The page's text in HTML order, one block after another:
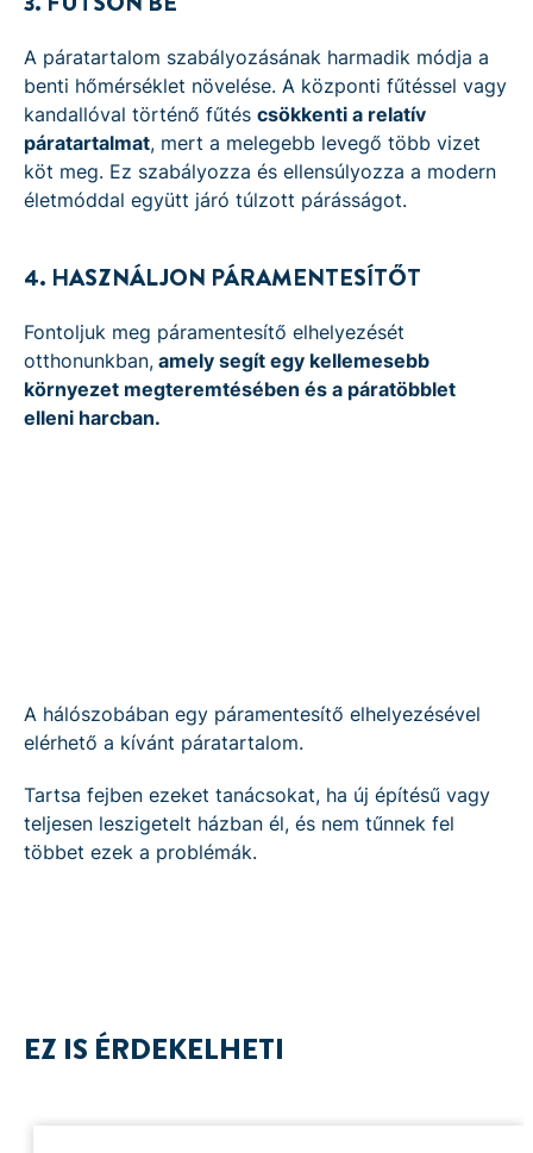
A páratartalom szabályozásának harmadik módja a
benti hőmérséklet növelése. A központi fűtéssel vagy
kandallóval történő fűtés csökkenti a relatív
páratartalmat, mert a melegebb levegő több vizet
köt meg. Ez szabályozza és ellensúlyozza a modern
életmóddal együtt járó túlzott párásságot.
4. HASZNÁLJON PÁRAMENTESÍTŐT
Fontoljuk meg páramentesítő elhelyezését
otthonunkban, amely segít egy kellemesebb
környezet megteremtésében és a páratöbblet
elleni harcban.
A hálószobában egy páramentesítő elhelyezésével
elérhető a kívánt páratartalom.
Tartsa fejben ezeket tanácsokat, ha új építésű vagy
teljesen leszigetelt házban él, és nem tűnnek fel
többet ezek a problémák.
EZ IS ÉRDEKELHETI